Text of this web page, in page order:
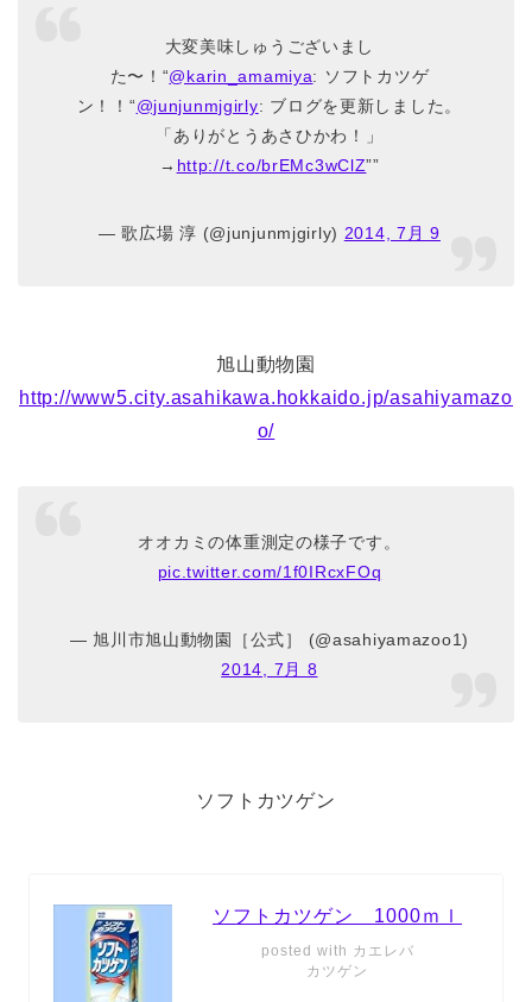
大変美味しゅうございまし
た〜！“@karin_amamiya: ソフトカツゲ
ン！！“@junjunmjgirly: ブログを更新しました。
「ありがとうあさひかわ！」
→ http://t.co/brEMc3wClZ””
— 歌広場 淳 (@junjunmjgirly) 2014, 7月 9
旭山動物園
http://www5.city.asahikawa.hokkaido.jp/asahiyamazo
o/
オオカミの体重測定の様子です。
pic.twitter.com/1f0IRcxFOq
— 旭川市旭山動物園［公式］ (@asahiyamazoo1)
2014, 7月 8
ソフトカツゲン
ソフトカツゲン 1000ｍｌ
posted with カエレバ
カツゲン